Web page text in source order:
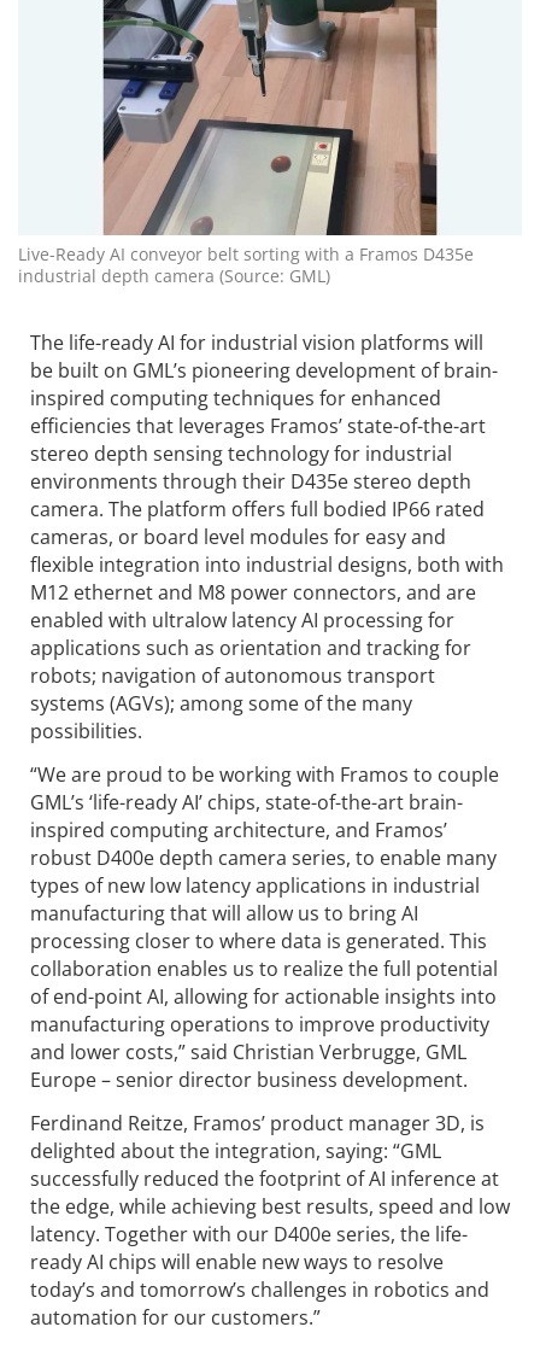
Live-Ready AI conveyor belt sorting with a Framos D435e
industrial depth camera (Source: GML)
The life-ready AI for industrial vision platforms will
be built on GML’s pioneering development of brain-
inspired computing techniques for enhanced
efficiencies that leverages Framos’ state-of-the-art
stereo depth sensing technology for industrial
environments through their D435e stereo depth
camera. The platform offers full bodied IP66 rated
cameras, or board level modules for easy and
flexible integration into industrial designs, both with
M12 ethernet and M8 power connectors, and are
enabled with ultralow latency AI processing for
applications such as orientation and tracking for
robots; navigation of autonomous transport
systems (AGVs); among some of the many
possibilities.
“We are proud to be working with Framos to couple
GML’s ‘life-ready AI’ chips, state-of-the-art brain-
inspired computing architecture, and Framos’
robust D400e depth camera series, to enable many
types of new low latency applications in industrial
manufacturing that will allow us to bring AI
processing closer to where data is generated. This
collaboration enables us to realize the full potential
of end-point AI, allowing for actionable insights into
manufacturing operations to improve productivity
and lower costs,” said Christian Verbrugge, GML
Europe – senior director business development.
Ferdinand Reitze, Framos’ product manager 3D, is
delighted about the integration, saying: “GML
successfully reduced the footprint of AI inference at
the edge, while achieving best results, speed and low
latency. Together with our D400e series, the life-
ready AI chips will enable new ways to resolve
today’s and tomorrow’s challenges in robotics and
automation for our customers.”